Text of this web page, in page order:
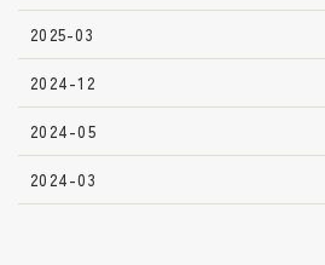
2025-03
2024-12
2024-05
2024-03